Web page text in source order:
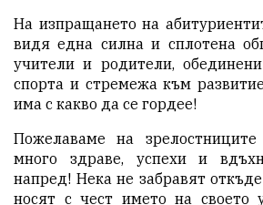
На изпращането на
видя една силна и сплотена
учители и родители,
спорта и стремежа към
има с какво да се гордее!
Пожелаваме на
много здраве, успехи и
напред! Нека не забравят
носят с чест името на своето